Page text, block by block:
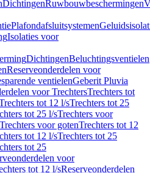
DichtingenRuwbouwbeschermingen
Plafondafsluitsystemen
Isolaties voor
DichtingenBeluchtingsventielen
Reserveonderdelen voor
ventielenGeberit Pluvia
voor TrechtersTrechters tot
tot 12 l/sTrechters tot 25
tot 25 l/sTrechters voor
voor gotenTrechters tot 12
tot 12 l/sTrechters tot 25
tot 25
voor
tot 12 l/sReserveonderdelen